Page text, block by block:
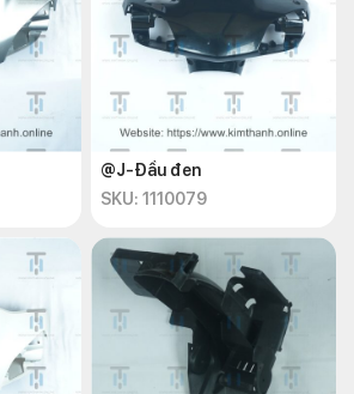
@J-Đầu đen
SKU: 1110079